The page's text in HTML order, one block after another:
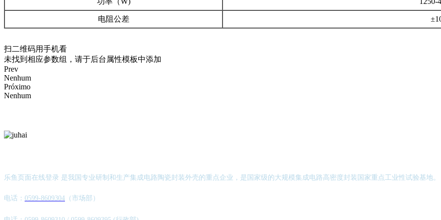
电阻公差
扫二维码用手机看
未找到相应参数组，请于后台属性模板中添加
Prev
Nenhum
Próximo
Nenhum
乐鱼页面在线登录 是我国专业研制和生产集成电路陶瓷封装外壳的重点企业，是国家级的大规模集成电路高密度封装国家重点工业性试验基地。
电话： 0599-8609304 （市场部）